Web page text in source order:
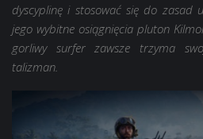
dyscyplinę i stosować się do zasad
jego wybitne osiągnięcia pluton
gorliwy surfer zawsze trzyma
talizman.